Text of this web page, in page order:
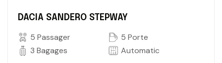
DACIA SANDERO STEPWAY
5 Passager
5 Porte
3 Bagages
Automatic